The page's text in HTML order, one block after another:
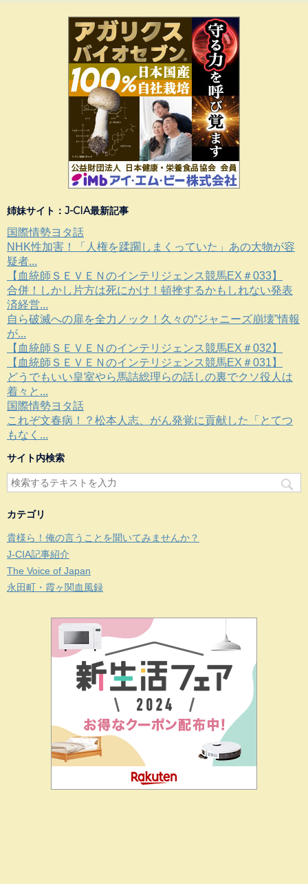
姉妹サイト：J-CIA最新記事
国際情勢ヨタ話
NHK性加害！「人権を蹂躙しまくっていた」あの大物が容
疑者...
【血統師ＳＥＶＥＮのインテリジェンス競馬EX＃033】
合併！しかし片方は死にかけ！頓挫するかもしれない発表
済経営...
自ら破滅への扉を全力ノック！久々の“ジャニーズ崩壊”情報
が...
【血統師ＳＥＶＥＮのインテリジェンス競馬EX＃032】
【血統師ＳＥＶＥＮのインテリジェンス競馬EX＃031】
どうでもいい皇室やら馬詰総理らの話しの裏でクソ役人は
着々と...
国際情勢ヨタ話
これぞ文春病！？松本人志、がん発覚に貢献した「とてつ
もなく...
サイト内検索
カテゴリ
貴様ら！俺の言うことを聞いてみませんか？
J-CIA記事紹介
The Voice of Japan
永田町・霞ヶ関血風録